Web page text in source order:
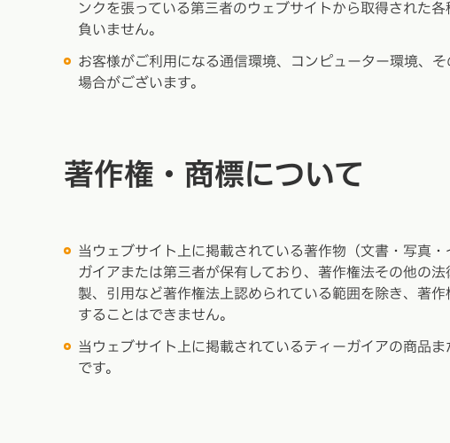
ンクを張っている第三者のウェブサイトから取得された
負いません。
お客様がご利用になる通信環境、コンピューター環境、
場合がございます。
著作権・商標について
当ウェブサイト上に掲載されている著作物（文書・写真
ガイアまたは第三者が保有しており、著作権法その他の
製、引用など著作権法上認められている範囲を除き、著
することはできません。
当ウェブサイト上に掲載されているティーガイアの商品
です。